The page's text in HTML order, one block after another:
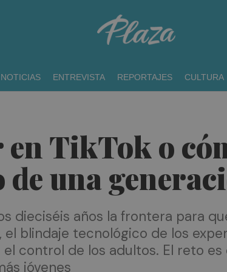
NOTICIAS ENTREVISTA REPORTAJES CULTURA
TikTok o
una
dieciséis años la frontera para
el blindaje tecnológico de los
control de los adultos. El reto
jóvenes